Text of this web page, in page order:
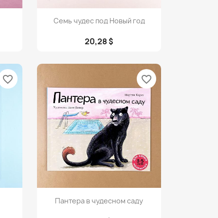
Просмотр
Семь чудес под Новый год
20,28 $
favorite_border
Просмотр
Пантера в чудесном саду
favorite_border